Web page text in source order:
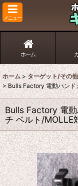
メニュー
ホーム
ホーム > ターゲット/その他
> Bulls Factory 電動ハンド
Bulls Factory 電動
チ ベルト/MOLLE